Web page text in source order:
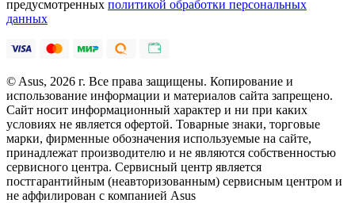
предусмотренных политикой обработки персональных
данных
© Asus, 2026 г. Все права защищены. Копирование и
использование информации и материалов сайта запрещено.
Сайт носит информационный характер и ни при каких
условиях не является офертой. Товарные знаки, торговые
марки, фирменные обозначения используемые на сайте,
принадлежат производителю и не являются собственностью
сервисного центра. Сервисный центр является
постгарантийным (неавторизованным) сервисным центром и
не аффилирован с компанией Asus